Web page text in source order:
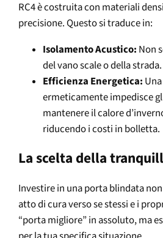
RC4 è costruita con materiali
precisione. Questo si traduce in:
Isolamento Acustico: Non
del vano scale o della strada.
Efficienza Energetica:
ermeticamente impedisce
mantenere il calore
riducendo i costi in bolletta.
La scelta della
Investire in una porta blindata non
atto di cura verso se stessi e i
“porta migliore” in assoluto, ma